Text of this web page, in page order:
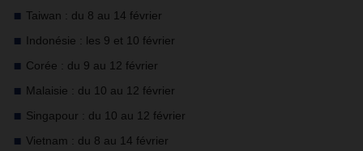
Taiwan : du 8 au 14 février
Indonésie : les 9 et 10 février
Corée : du 9 au 12 février
Malaisie : du 10 au 12 février
Singapour : du 10 au 12 février
Vietnam : du 8 au 14 février